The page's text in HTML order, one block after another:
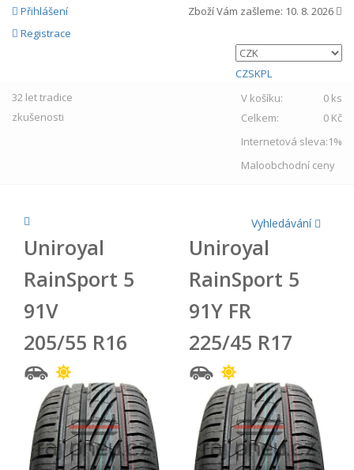
Přihlášení
Registrace
Zboží Vám zašleme: 10. 8. 2026
CZSKPL
32 lettradice
zkušenosti
V košíku:
0 ks
Celkem:
0 Kč
Internetová sleva:1%
Maloobchodní ceny
Vyhledávání
Uniroyal
RainSport 5
91V
205/55 R16
Uniroyal
RainSport 5
91Y FR
225/45 R17